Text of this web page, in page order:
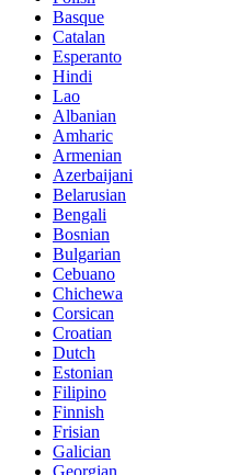
Basque
Catalan
Esperanto
Hindi
Lao
Albanian
Amharic
Armenian
Azerbaijani
Belarusian
Bengali
Bosnian
Bulgarian
Cebuano
Chichewa
Corsican
Croatian
Dutch
Estonian
Filipino
Finnish
Frisian
Galician